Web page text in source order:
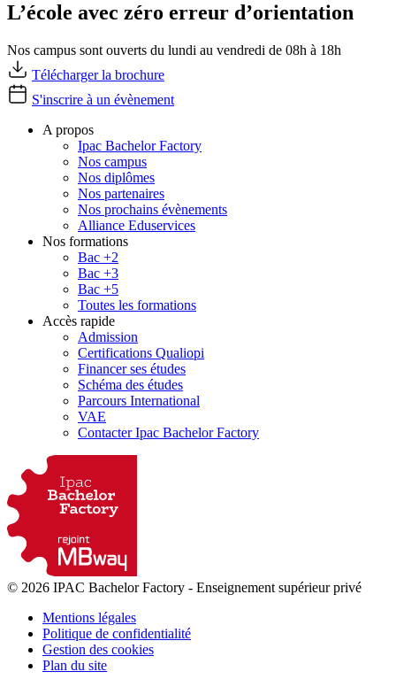
L’école avec zéro erreur d’orientation
Nos campus sont ouverts du lundi au vendredi de 08h à 18h
Télécharger la brochure
S'inscrire à un évènement
A propos
Ipac Bachelor Factory
Nos campus
Nos diplômes
Nos partenaires
Nos prochains évènements
Alliance Eduservices
Nos formations
Bac +2
Bac +3
Bac +5
Toutes les formations
Accès rapide
Admission
Certifications Qualiopi
Financer ses études
Schéma des études
Parcours International
VAE
Contacter Ipac Bachelor Factory
© 2026 IPAC Bachelor Factory - Enseignement supérieur privé
Mentions légales
Politique de confidentialité
Gestion des cookies
Plan du site